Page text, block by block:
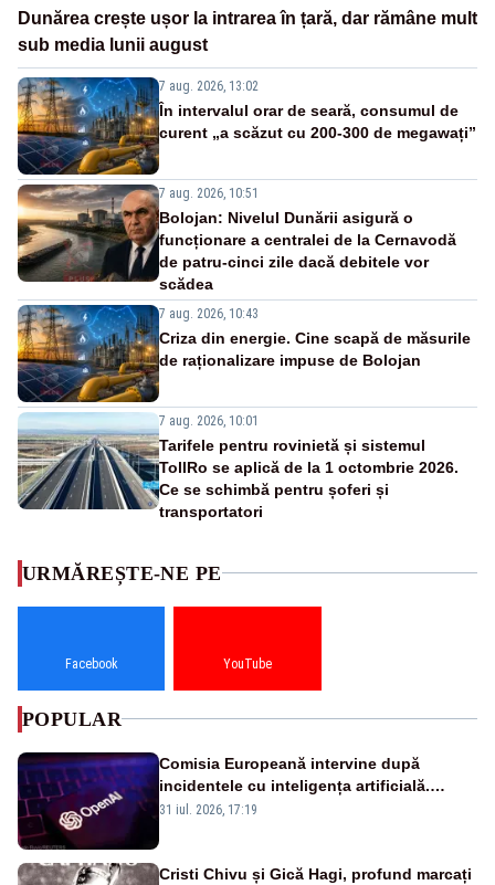
Dunărea crește ușor la intrarea în țară, dar rămâne mult
sub media lunii august
7 aug. 2026, 13:02
În intervalul orar de seară, consumul de
curent „a scăzut cu 200-300 de megawați”
7 aug. 2026, 10:51
Bolojan: Nivelul Dunării asigură o
funcționare a centralei de la Cernavodă
de patru-cinci zile dacă debitele vor
scădea
7 aug. 2026, 10:43
Criza din energie. Cine scapă de măsurile
de raționalizare impuse de Bolojan
7 aug. 2026, 10:01
Tarifele pentru rovinietă și sistemul
TollRo se aplică de la 1 octombrie 2026.
Ce se schimbă pentru șoferi și
transportatori
URMĂREȘTE-NE PE
Facebook YouTube
POPULAR
Comisia Europeană intervine după
incidentele cu inteligența artificială.
OpenAI și Anthropic, vizate
31 iul. 2026, 17:19
Cristi Chivu și Gică Hagi, profund marcați